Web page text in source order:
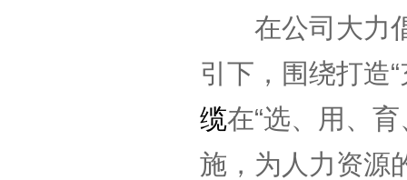
在公司大力倡
引下，围绕打造
缆在“选、用、
施，为人力资源